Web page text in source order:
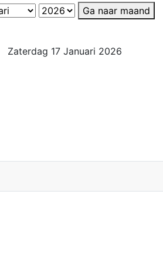
Ga naar maand
Zaterdag 17 Januari 2026